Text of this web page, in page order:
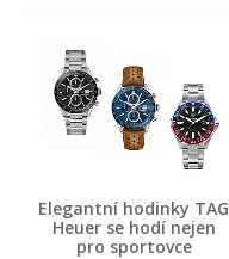
Elegantní hodinky TAG
Heuer se hodí nejen
pro sportovce